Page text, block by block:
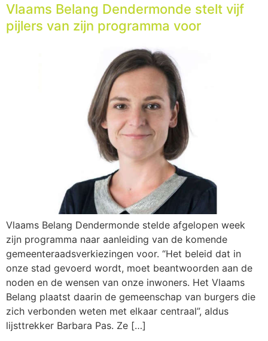
Vlaams Belang Dendermonde stelt vijf
pijlers van zijn programma voor
Vlaams Belang Dendermonde stelde afgelopen week
zijn programma naar aanleiding van de komende
gemeenteraadsverkiezingen voor. “Het beleid dat in
onze stad gevoerd wordt, moet beantwoorden aan de
noden en de wensen van onze inwoners. Het Vlaams
Belang plaatst daarin de gemeenschap van burgers die
zich verbonden weten met elkaar centraal”, aldus
lijsttrekker Barbara Pas. Ze […]